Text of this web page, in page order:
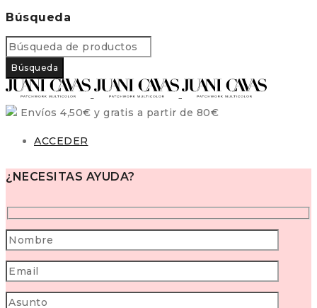
Búsqueda
Envíos 4,50€ y gratis a partir de 80€
ACCEDER
¿NECESITAS AYUDA?